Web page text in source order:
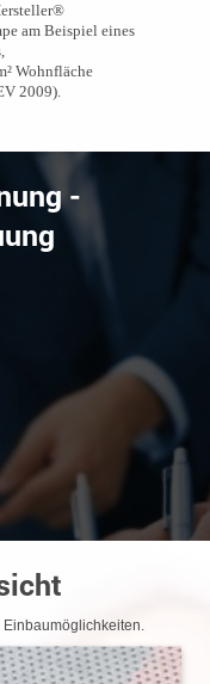
am Beispiel eines
Wohnfläche
2009).
-